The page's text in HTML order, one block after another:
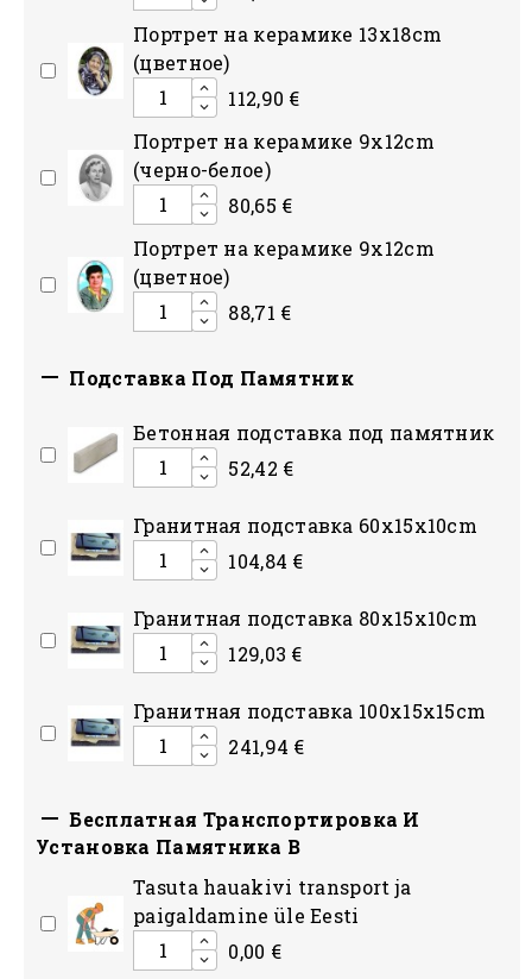
Портрет на керамике 13x18cm
(цветное)
112,90 €
Портрет на керамике 9x12cm
(черно-белое)
80,65 €
Портрет на керамике 9x12cm
(цветное)
88,71 €
 Подставка Под Памятник
Бетонная подставка под памятник
52,42 €
Гранитная подставка 60x15x10cm
104,84 €
Гранитная подставка 80x15x10сm
129,03 €
Гранитная подставка 100x15x15сm
241,94 €
 Бесплатная Транспортировка И
Установка Памятника В
Tasuta hauakivi transport ja
paigaldamine üle Eesti
0,00 €